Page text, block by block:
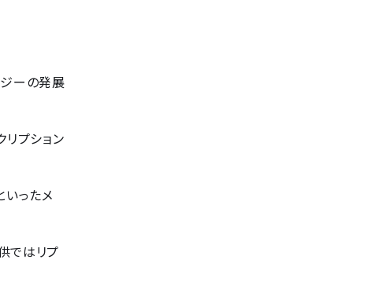
ジーの発展
プション
いったメ
ではリプ